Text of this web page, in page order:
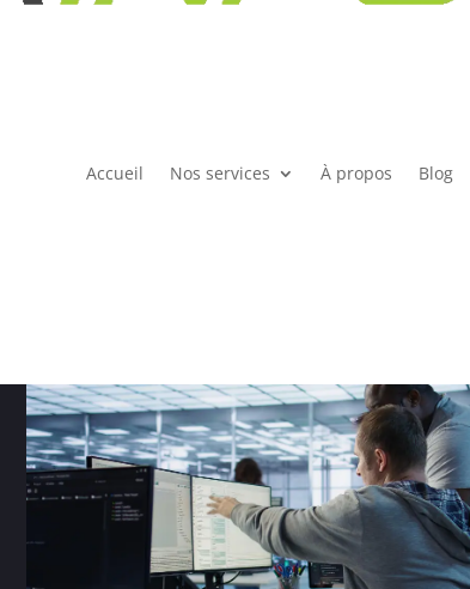
Accueil Nos services À propos Blog